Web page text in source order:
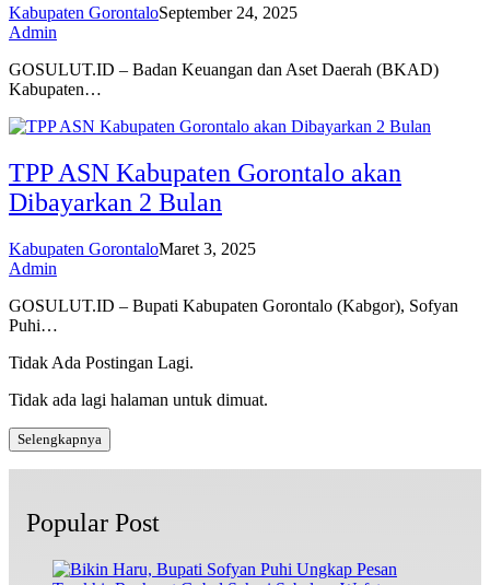
Kabupaten GorontaloSeptember 24, 2025
Admin
GOSULUT.ID – Badan Keuangan dan Aset Daerah (BKAD)
Kabupaten…
TPP ASN Kabupaten Gorontalo akan
Dibayarkan 2 Bulan
Kabupaten GorontaloMaret 3, 2025
Admin
GOSULUT.ID – Bupati Kabupaten Gorontalo (Kabgor), Sofyan
Puhi…
Tidak Ada Postingan Lagi.
Tidak ada lagi halaman untuk dimuat.
Selengkapnya
Popular Post